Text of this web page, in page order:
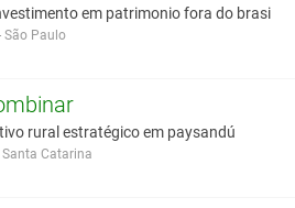
em patrimonio fora do brasi
São Paulo
rural estratégico em paysandú
Catarina